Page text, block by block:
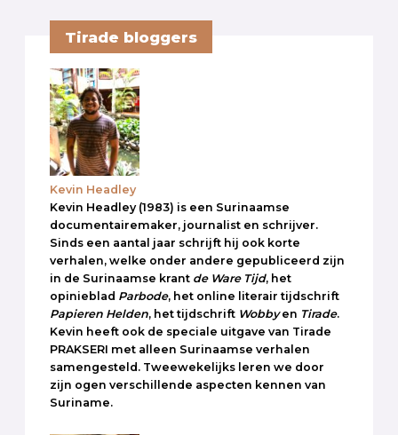
Tirade bloggers
Kevin Headley
Kevin Headley (1983) is een Surinaamse
documentairemaker, journalist en schrijver.
Sinds een aantal jaar schrijft hij ook korte
verhalen, welke onder andere gepubliceerd zijn
in de Surinaamse krant de Ware Tijd, het
opinieblad Parbode, het online literair tijdschrift
Papieren Helden, het tijdschrift Wobbyen Tirade.
Kevin heeft ook de speciale uitgave van Tirade
PRAKSERI met alleen Surinaamse verhalen
samengesteld. Tweewekelijks leren we door
zijn ogen verschillende aspecten kennen van
Suriname.